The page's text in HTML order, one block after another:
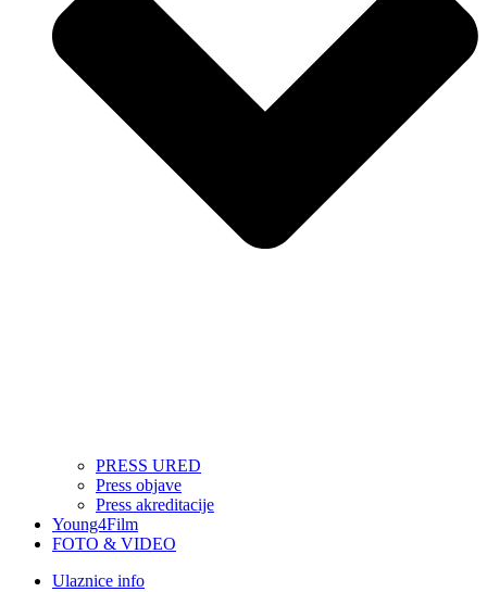
PRESS URED
Press objave
Press akreditacije
Young4Film
FOTO & VIDEO
Ulaznice info